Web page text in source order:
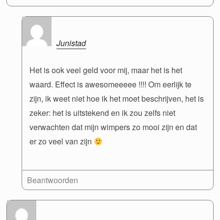
Junistad
Het is ook veel geld voor mij, maar het is het
waard. Effect is awesomeeeee !!!! Om eerlijk te
zijn, ik weet niet hoe ik het moet beschrijven, het is
zeker: het is uitstekend en ik zou zelfs niet
verwachten dat mijn wimpers zo mooi zijn en dat
er zo veel van zijn
Beantwoorden